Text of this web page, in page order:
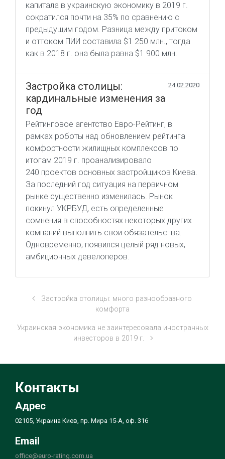
капитала в украинскую экономику в 2019 г.
сократился почти на 35% по сравнению с
предыдущим годом. Разница между притоком
и оттоком ПИИ составила $1 250 млн., тогда
как в 2018 г. она была равна $1 900 млн.
Застройка столицы:
кардинальные изменения за
год
24.02.2020
Рейтинговое агентство Евро-Рейтинг, в
рамках роботы над обновлением рейтинга
комфортности жилищных комплексов по
итогам 2019 г. проанализировало
240 проектов основных застройщиков Киева.
За последний год ситуация на первичном
рынке существенно изменилась. Рынок
покинул УКРБУД, есть определенные
сомнения в способностях некоторых других
компаний выполнить свои обязательства.
Одновременно, появился целый ряд новых,
амбиционных девелоперов.
Застройка столицы: много разнообразного
комфорта
Украинская экономика не заинтересовала иностранных
инвесторов в 2019 г.
Контакты
Адрес
02105, Украина Киев, пр. Мира 15-А, оф. 316
Email
office@euro-rating.com.ua